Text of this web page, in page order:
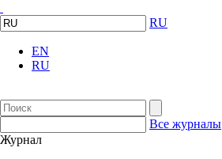
RU
EN
RU
Все журналы
Журнал